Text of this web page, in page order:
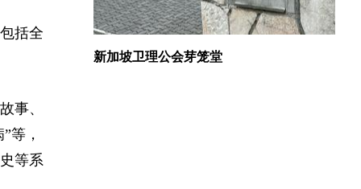
括全
事、
等，
等系
新加坡卫理公会芽笼堂